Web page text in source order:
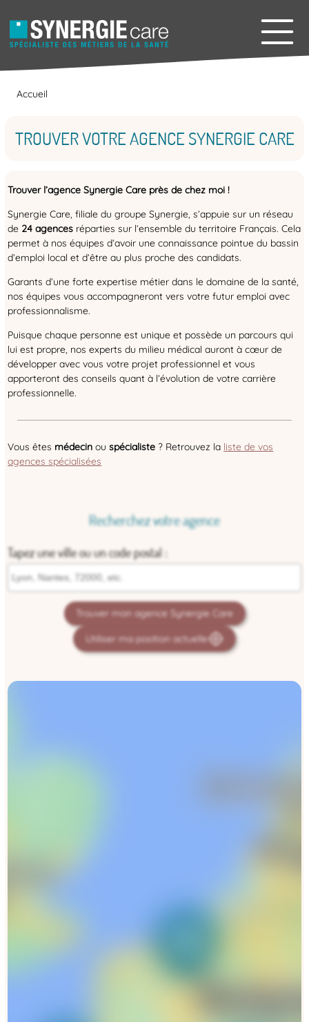
Accueil
TROUVER VOTRE AGENCE SYNERGIE CARE
Trouver l’agence Synergie Care près de chez moi !
Synergie Care, filiale du groupe Synergie, s’appuie sur un réseau
de 24 agences réparties sur l’ensemble du territoire Français. Cela
permet à nos équipes d’avoir une connaissance pointue du bassin
d’emploi local et d’être au plus proche des candidats.
Garants d’une forte expertise métier dans le domaine de la santé,
nos équipes vous accompagneront vers votre futur emploi avec
professionnalisme.
Puisque chaque personne est unique et possède un parcours qui
lui est propre, nos experts du milieu médical auront à cœur de
développer avec vous votre projet professionnel et vous
apporteront des conseils quant à l’évolution de votre carrière
professionnelle.
Vous êtes médecin ouspécialiste ? Retrouvez la liste de vos
agences spécialisées
Recherchez votre agence
Tapez une ville ou un code postal
Utiliser ma position actuelle